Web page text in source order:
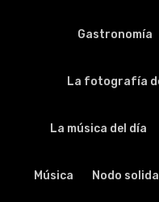
Gastronomía
La fotografía
La música del día
Música Nodo